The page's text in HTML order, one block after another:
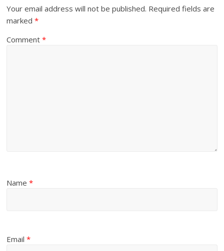
Your email address will not be published. Required fields are
marked*
Comment*
Name*
Email*